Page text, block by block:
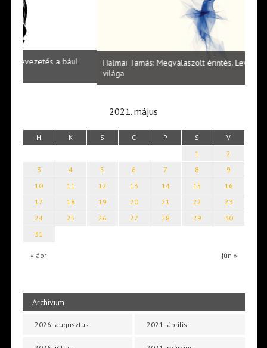
Halmai Tamás: Megválaszolt érintés. Leveles Ibolya költői
2021. május
H K S C P S V
« ápr jún »
1
2
3
4 5 6 7 8
9
10
11 12 13 14 15
16
17
18 19 20 21 22
23
24
25 26 27 28 29
30
31
Archívum
2026. augusztus 2021. április